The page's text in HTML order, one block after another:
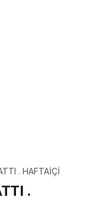
. HAFTAİÇİ
.